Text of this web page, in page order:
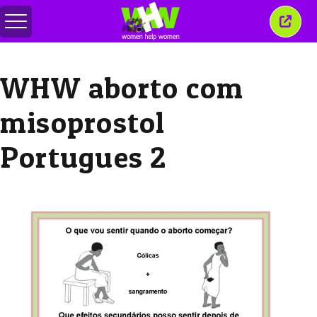
Przełącz
menu
to
WHW aborto com
misoprostol
Portugues 2